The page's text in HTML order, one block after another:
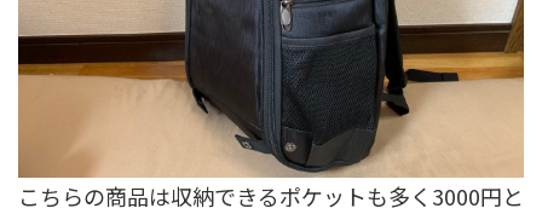
こちらの商品は収納できるポケットも多く3000円と